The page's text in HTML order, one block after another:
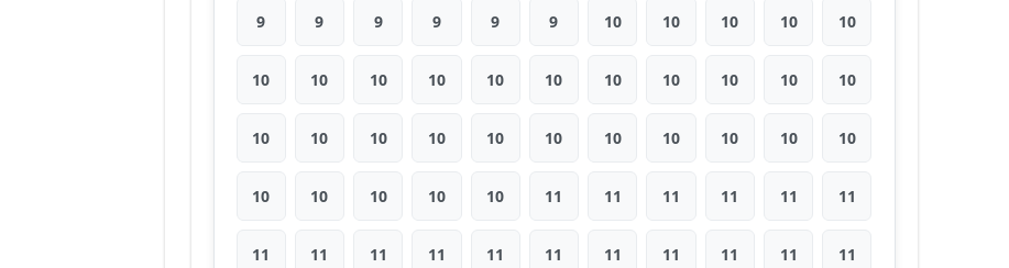
9 9 9 9 9 9 10 10 10 10 10
10 10 10 10 10 10 10 10 10 10 10
10 10 10 10 10 10 10 10 10 10 10
10 10 10 10 10 11 11 11 11 11 11
11 11 11 11 11 11 11 11 11 11 11